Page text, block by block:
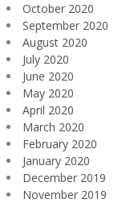
October 2020
September 2020
August 2020
July 2020
June 2020
May 2020
April 2020
March 2020
February 2020
January 2020
December 2019
November 2019